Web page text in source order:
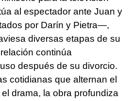
al espectador ante Juan y
por Darín y Pietra—,
diversas etapas de su
continúa
después de su divorcio.
cotidianas que alternan el
drama, la obra profundiza